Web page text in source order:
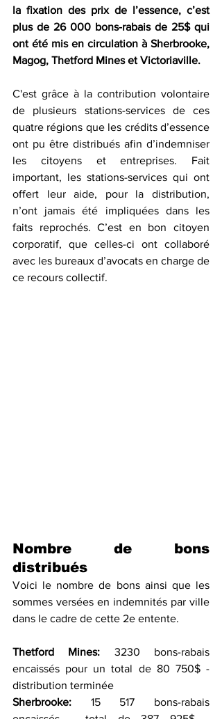
la fixation des prix de l’essence, c’est
plus de 26 000 bons-rabais de 25$ qui
ont été mis en circulation à Sherbrooke,
Magog, Thetford Mines et Victoriaville.
C'est grâce à la contribution volontaire
de plusieurs stations-services de ces
quatre régions que les crédits d’essence
ont pu être distribués afin d’indemniser
les citoyens et entreprises. Fait
important, les stations-services qui ont
offert leur aide, pour la distribution,
n’ont jamais été impliquées dans les
faits reprochés. C’est en bon citoyen
corporatif, que celles-ci ont collaboré
avec les bureaux d’avocats en charge de
ce recours collectif.
Nombre de bons
distribués
Voici le nombre de bons ainsi que les
sommes versées en indemnités par ville
dans le cadre de cette 2e entente.
Thetford Mines: 3230 bons-rabais
encaissés pour un total de 80 750$ -
distribution terminée
Sherbrooke: 15 517 bons-rabais